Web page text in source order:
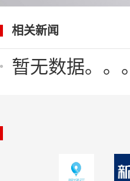
相关新闻
暂无数据。。。